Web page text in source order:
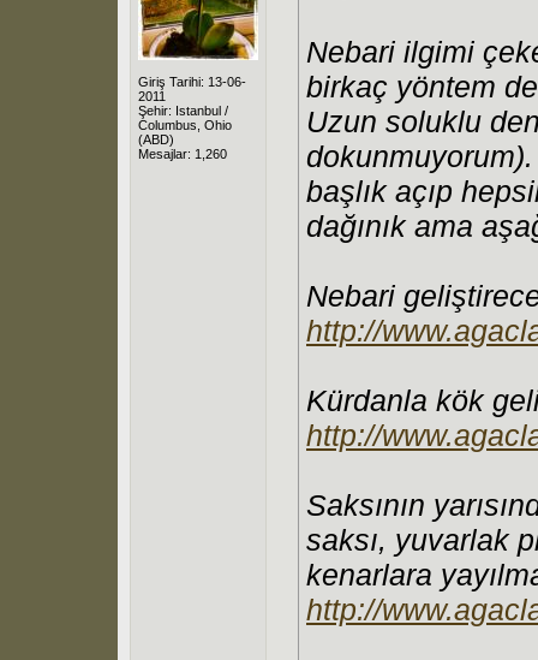
Giriş Tarihi: 13-06-
2011
Şehir: Istanbul /
Columbus, Ohio
(ABD)
Mesajlar: 1,260
Nebari ilgimi
birkaç yöntem
Uzun soluklu
başlık açıp
dağınık ama
Nebari
http://
Kürdanla kök
http://
Saksının
saksı, yuvarlak
kenarlara
http://